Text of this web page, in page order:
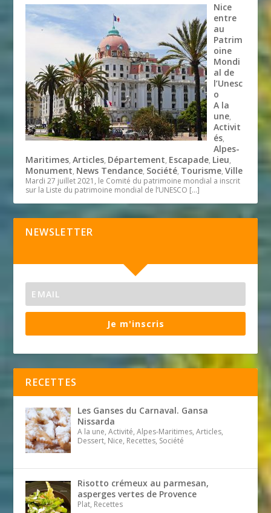
Nice
entre
au
Patrim
oine
Mondi
al de
l’Unesc
o
A la
une,
Activit
és,
Alpes-
Maritimes,Articles, Département, Escapade, Lieu,
Monument, News Tendance, Société, Tourisme,Ville
Mardi 27 juillet 2021, le Comité du patrimoine mondial a inscrit
sur la Liste du patrimoine mondial de l’UNESCO […]
NEWSLETTER
Je m'inscris
RECETTES
Les Ganses du Carnaval. Gansa
Nissarda
A la une, Activité, Alpes-Maritimes, Articles,
Dessert, Nice, Recettes, Société
Risotto crémeux au parmesan,
asperges vertes de Provence
Plat, Recettes